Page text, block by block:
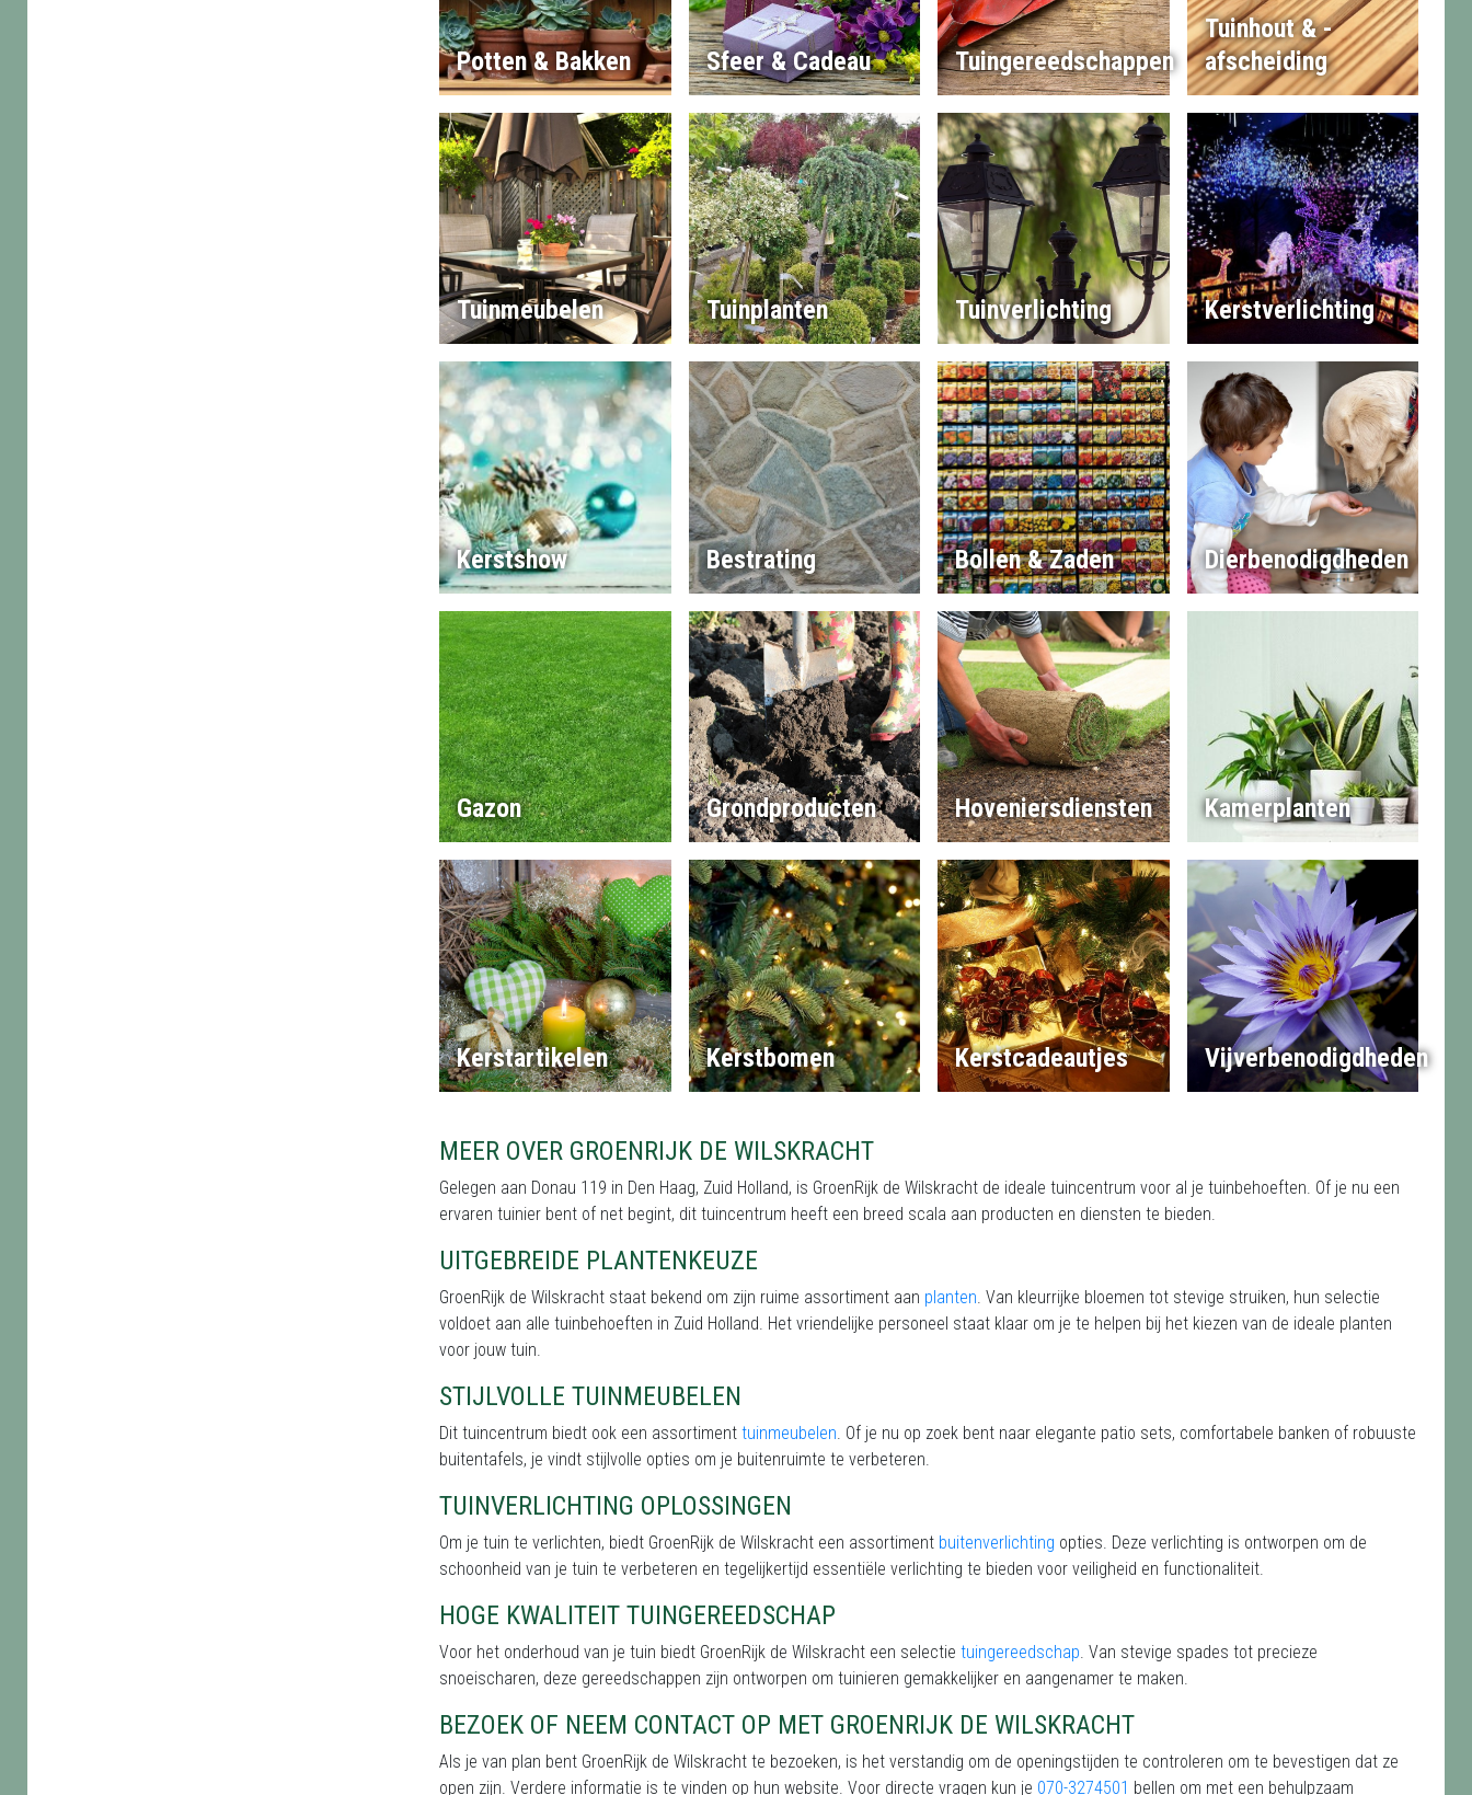
Potten & Bakken Sfeer & Cadeau Tuingereedschappen
Tuinhout & -
afscheiding
Tuinmeubelen Tuinplanten Tuinverlichting Kerstverlichting
Kerstshow Bestrating Bollen & Zaden Dierbenodigdheden
Gazon Grondproducten Hoveniersdiensten Kamerplanten
Kerstartikelen Kerstbomen Kerstcadeautjes Vijverbenodigdheden
MEER OVER GROENRIJK DE WILSKRACHT
Gelegen aan Donau 119 in Den Haag, Zuid Holland, is GroenRijk de Wilskracht de ideale tuincentrum voor al je tuinbehoeften. Of je nu een
ervaren tuinier bent of net begint, dit tuincentrum heeft een breed scala aan producten en diensten te bieden.
UITGEBREIDE PLANTENKEUZE
GroenRijk de Wilskracht staat bekend om zijn ruime assortiment aan planten . Van kleurrijke bloemen tot stevige struiken, hun selectie
voldoet aan alle tuinbehoeften in Zuid Holland. Het vriendelijke personeel staat klaar om je te helpen bij het kiezen van de ideale planten
voor jouw tuin.
STIJLVOLLE TUINMEUBELEN
Dit tuincentrum biedt ook een assortiment tuinmeubelen . Of je nu op zoek bent naar elegante patio sets, comfortabele banken of robuuste
buitentafels, je vindt stijlvolle opties om je buitenruimte te verbeteren.
TUINVERLICHTING OPLOSSINGEN
Om je tuin te verlichten, biedt GroenRijk de Wilskracht een assortiment buitenverlichting opties. Deze verlichting is ontworpen om de
schoonheid van je tuin te verbeteren en tegelijkertijd essentiële verlichting te bieden voor veiligheid en functionaliteit.
HOGE KWALITEIT TUINGEREEDSCHAP
Voor het onderhoud van je tuin biedt GroenRijk de Wilskracht een selectie tuingereedschap . Van stevige spades tot precieze
snoeischaren, deze gereedschappen zijn ontworpen om tuinieren gemakkelijker en aangenamer te maken.
BEZOEK OF NEEM CONTACT OP MET GROENRIJK DE WILSKRACHT
Als je van plan bent GroenRijk de Wilskracht te bezoeken, is het verstandig om de openingstijden te controleren om te bevestigen dat ze
open zijn. Verdere informatie is te vinden op hun website. Voor directe vragen kun je 070-3274501 bellen om met een behulpzaam